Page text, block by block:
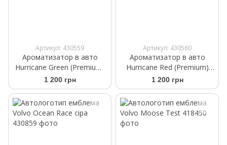
Артикул: 430559
Ароматизатор в авто
Hurricane Green (Premium)
Аромасаше на дефлектор
1 200 грн
Артикул: 430560
Ароматизатор в авто
Hurricane Red (Premium)
Аромасаше на дефлектор
1 200 грн